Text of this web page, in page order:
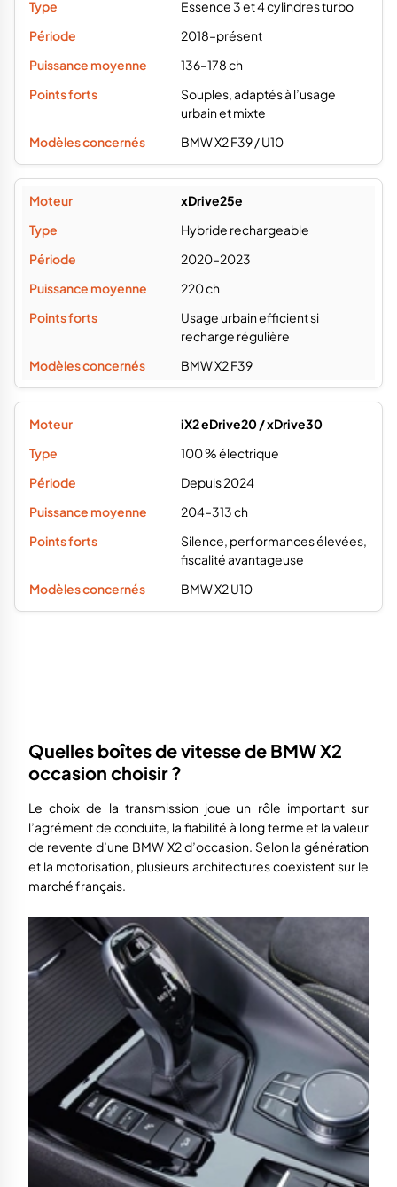
Essence 3 et 4 cylindres turbo
2018–présent
136–178 ch
Souples, adaptés à l’usage
urbain et mixte
BMW X2 F39 / U10
xDrive25e
Hybride rechargeable
2020–2023
220 ch
Usage urbain efficient si
recharge régulière
BMW X2 F39
iX2 eDrive20 / xDrive30
100 % électrique
Depuis 2024
204–313 ch
Silence, performances élevées,
fiscalité avantageuse
BMW X2 U10
Quelles boîtes de vitesse de BMW X2
occasion choisir ?
Le choix de la transmission joue un rôle important sur
l’agrément de conduite, la fiabilité à long terme et la valeur
de revente d’une BMW X2 d’occasion. Selon la génération
et la motorisation, plusieurs architectures coexistent sur le
marché français.